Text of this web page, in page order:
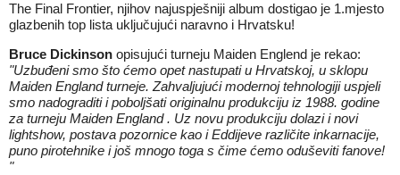
The Final Frontier, njihov najuspješniji album dostigao je 1.mjesto
glazbenih top lista uključujući naravno i Hrvatsku!
Bruce Dickinson opisujući turneju Maiden Englend je rekao:
"Uzbuđeni smo što ćemo opet nastupati u Hrvatskoj, u sklopu
Maiden England turneje. Zahvaljujući modernoj tehnologiji uspjeli
smo nadograditi i poboljšati originalnu produkciju iz 1988. godine
za turneju Maiden England . Uz novu produkciju dolazi i novi
lightshow, postava pozornice kao i Eddijeve različite inkarnacije,
puno pirotehnike i još mnogo toga s čime ćemo oduševiti fanove!
"